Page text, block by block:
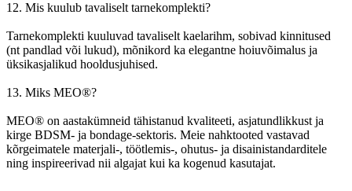
12. Mis kuulub tavaliselt tarnekomplekti?
Tarnekomplekti kuuluvad tavaliselt kaelarihm, sobivad kinnitused
(nt pandlad või lukud), mõnikord ka elegantne hoiuvõimalus ja
üksikasjalikud hooldusjuhised.
13. Miks MEO®?
MEO® on aastakümneid tähistanud kvaliteeti, asjatundlikkust ja
kirge BDSM- ja bondage-sektoris. Meie nahktooted vastavad
kõrgeimatele materjali-, töötlemis-, ohutus- ja disainistandarditele
ning inspireerivad nii algajat kui ka kogenud kasutajat.